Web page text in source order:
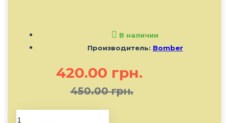
420.00 грн.
450.00 грн.
В наличии
Производитель: Bomber